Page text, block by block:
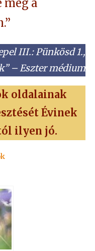
III.: Pünkösd 1.,
– Eszter médium
oldalainak
Évinek
ilyen jó.